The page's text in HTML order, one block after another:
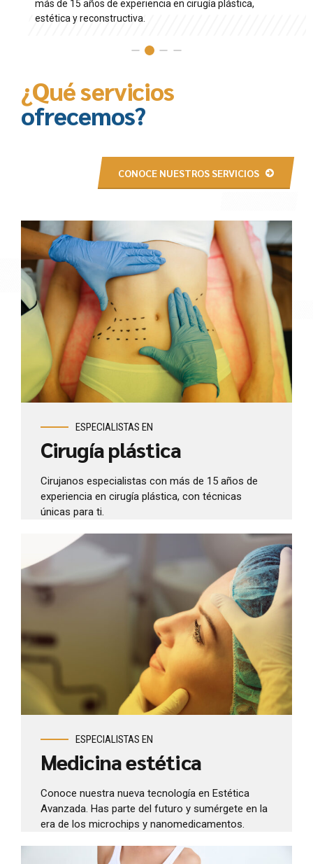
más de 15 años de experiencia en cirugía plástica,
estética y reconstructiva.
¿Qué servicios
ofrecemos?
CONOCE NUESTROS SERVICIOS
ESPECIALISTAS EN
Cirugía plástica
Cirujanos especialistas con más de 15 años de
experiencia en cirugía plástica, con técnicas
únicas para ti.
ESPECIALISTAS EN
Medicina estética
Conoce nuestra nueva tecnología en Estética
Avanzada. Has parte del futuro y sumérgete en la
era de los microchips y nanomedicamentos.